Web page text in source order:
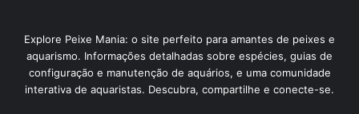
Explore Peixe Mania: o site perfeito para amantes de peixes e
aquarismo. Informações detalhadas sobre espécies, guias de
configuração e manutenção de aquários, e uma comunidade
interativa de aquaristas. Descubra, compartilhe e conecte-se.